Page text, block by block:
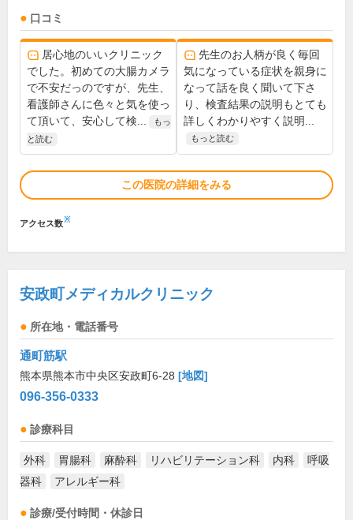
口コミ
居心地のいいクリニック
でした。初めての大腸カメラ
で不安だっのですが、先生、
看護師さんに色々と気を使っ
て頂いて、安心して検...
もっ
と読む
先生のお人柄が良く毎回
気になっている症状を親身に
なって話を良く聞いて下さ
り、検査結果の説明もとても
詳しくわかりやすく説明...
もっと読む
この医院の詳細をみる
アクセス数※
安政町メディカルクリニック
所在地・電話番号
通町筋駅
熊本県熊本市中央区安政町6-28 [地図]
096-356-0333
診療科目
外科 胃腸科 麻酔科 リハビリテーション科 内科
呼吸
器科
アレルギー科
診療/受付時間・休診日